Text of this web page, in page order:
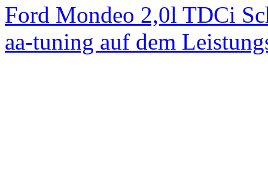
Ford Mondeo 2,0l TDCi
aa-tuning auf dem